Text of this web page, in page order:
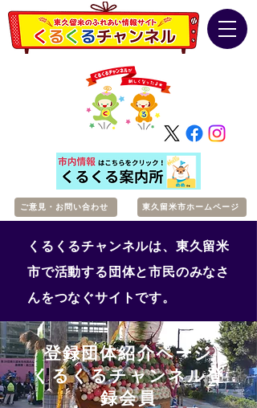
ご意見・お問い合わせ 東久留米市ホームページ
くるくるチャンネルは、東久留米
市で活動する団体と市民のみなさ
んをつなぐサイトです。
登録団体紹介ページ
​くるくるチャンネル登
録会員